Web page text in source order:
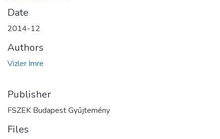
Date
2014-12
Authors
Vizler Imre
Publisher
FSZEK Budapest Gyűjtemény
Files